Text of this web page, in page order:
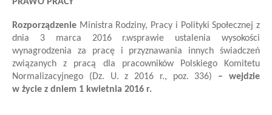
Rozporządzenie Ministra Rodziny, Pracy i Polityki Społecznejz
dnia 3 marca 2016 r.wsprawie ustalenia wysokości
wynagrodzenia za pracę i przyznawania innych świadczeń
związanych z pracą dla pracowników Polskiego Komitetu
Normalizacyjnego (Dz. U. z 2016 r., poz. 336) – wejdzie
w życie z dniem 1 kwietnia 2016 r.